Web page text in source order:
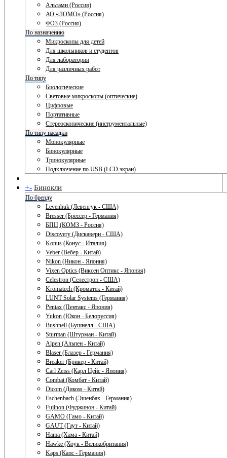
Альтами (Россия)
АО «ЛОМО» (Россия)
ФОЗ (Россия)
По назначению
Микроскопы для детей
Для школьников и студентов
Для лаборатории
Для различных работ
По типу
Биологические
Световые микроскопы (оптические)
Цифровые
Портативные
Стереоскопические (инструментальные)
По типу насадки
Монокулярные
Бинокулярные
Тринокулярные
Подключение по USB (LCD экран)
+- Бинокли
По бренду
Levenhuk (Левенгук - США)
Bresser (Брессер - Германия)
БПЦ (КОМЗ - Россия)
Discovery (Дискавери - США)
Konus (Конус - Италия)
Veber (Вебер - Китай)
Nikon (Никон - Япония)
Vixen Optics (Виксен Оптикс - Япония)
Celestron (Селестрон - США)
Kromatech (Кроматек - Китай)
LUNT Solar Systems (Германия)
Pentax (Пентакс - Япония)
Yukon (Юкон - Белоруссия)
Bushnell (Бушнелл - США)
Sturman (Штурман - Китай)
Alpen (Альпен - Китай)
Blaser (Блазер - Германия)
Breaker (Брикер - Китай)
Carl Zeiss (Карл Цейс - Япония)
Combat (Комбат - Китай)
Dicom (Диком - Китай)
Eschenbach (Эшенбах - Германия)
Fujinon (Фуджинон - Китай)
GAMO (Гамо - Китай)
GAUT (Гаут - Китай)
Hama (Хама - Китай)
Hawke (Хоук - Великобритания)
Kaps (Капс - Германия)